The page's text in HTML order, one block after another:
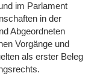
im Parlament
in der
Abgeordneten
Vorgänge und
als erster Beleg